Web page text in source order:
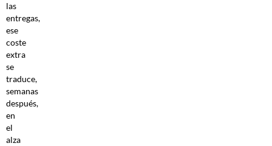
las
entregas,
ese
coste
extra
se
traduce,
semanas
después,
en
el
alza